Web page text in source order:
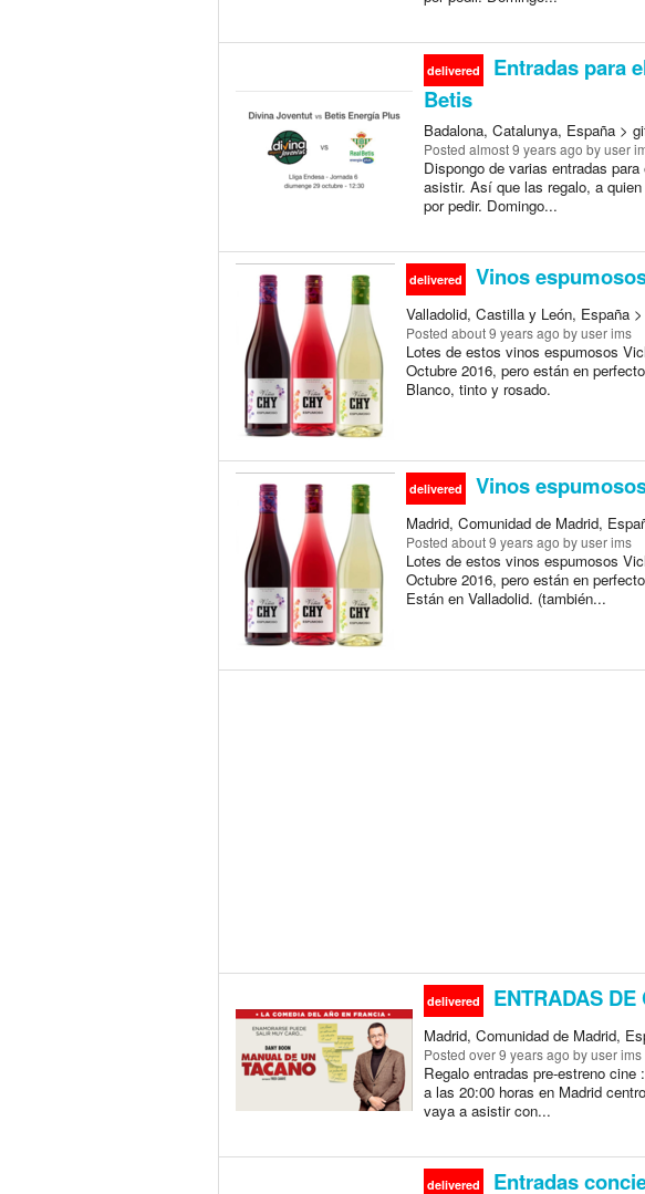
delivered
Entradas para
Betis
Badalona, Catalunya, España >
Posted almost 9 years ago by user
Dispongo de varias entradas
asistir. Así que las regalo, a
por pedir. Domingo...
delivered Vinos
Valladolid, Castilla y León, España
Posted about 9 years ago by user ims
Lotes de estos vinos espumosos
Octubre 2016, pero están en
Blanco, tinto y rosado.
delivered Vinos
Madrid, Comunidad de Madrid,
Posted about 9 years ago by user ims
Lotes de estos vinos espumosos
Octubre 2016, pero están en
Están en Valladolid. (también...
delivered ENTRADAS DE
Madrid, Comunidad de Madrid,
Posted over 9 years ago by user ims
Regalo entradas pre-estreno
a las 20:00 horas en Madrid
vaya a asistir con...
delivered Entradas